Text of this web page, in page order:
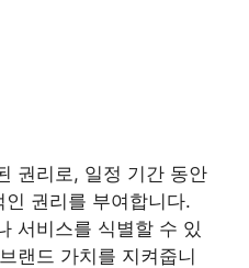
권리로, 일정 기간 동안
권리를 부여합니다.
서비스를 식별할 수 있
랜드 가치를 지켜줍니